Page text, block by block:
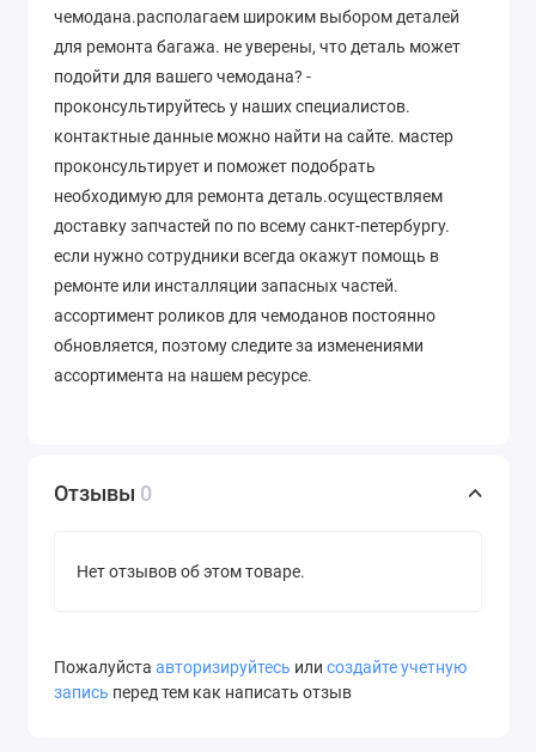
чемодана.располагаем широким выбором деталей
для ремонта багажа. не уверены, что деталь может
подойти для вашего чемодана? -
проконсультируйтесь у наших специалистов.
контактные данные можно найти на сайте. мастер
проконсультирует и поможет подобрать
необходимую для ремонта деталь.осуществляем
доставку запчастей по по всему санкт-петербургу.
если нужно сотрудники всегда окажут помощь в
ремонте или инсталляции запасных частей.
ассортимент роликов для чемоданов постоянно
обновляется, поэтому следите за изменениями
ассортимента на нашем ресурсе.
Отзывы 0
Нет отзывов об этом товаре.
Пожалуйста авторизируйтесь или создайте учетную
запись перед тем как написать отзыв